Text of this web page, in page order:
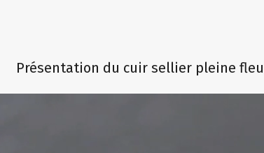
Présentation du cuir sellier pleine